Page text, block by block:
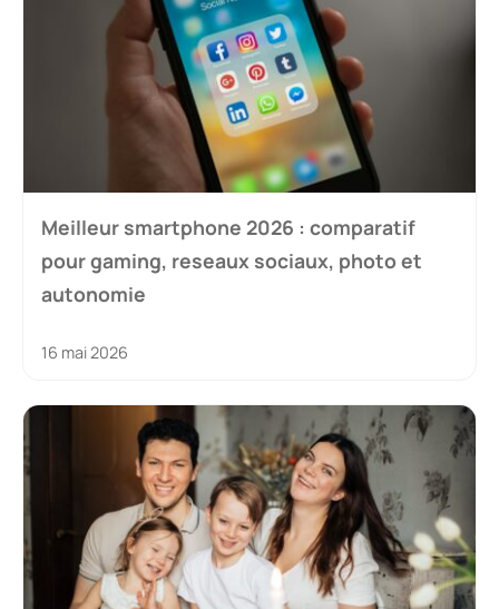
Meilleur smartphone 2026 : comparatif
pour gaming, reseaux sociaux, photo et
autonomie
16 mai 2026